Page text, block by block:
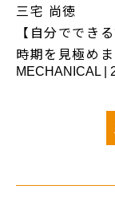
三宅 尚徳
【自分ででき
時期を見極めま
MECHANICAL